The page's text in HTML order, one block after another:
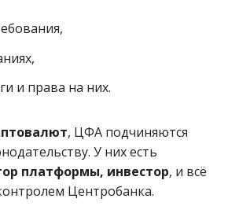
и права на них.
, ЦФА подчиняются
У них есть
платформы, инвестор, и всё
Центробанка.